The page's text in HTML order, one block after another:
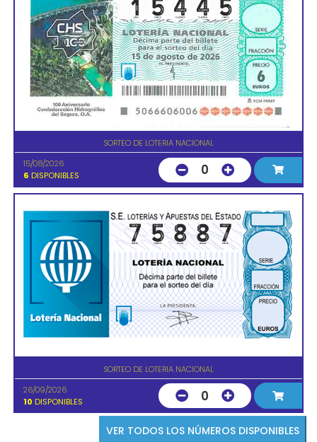
SORTEO DE LOTERIA NACIONAL
15/08/2026
6 DISPONIBLES 0
SORTEO DE LOTERIA NACIONAL
26/09/2026
10 DISPONIBLES 0
VER TODOS LOS NÚMEROS DISPONIBLES